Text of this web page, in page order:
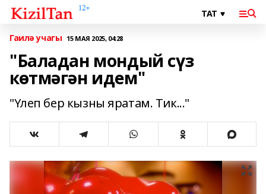
Гаилә учагы 15 МАЯ 2025, 04:28
"Баладан мондый сүз
көтмәгән идем"
"Үлеп бер кызны яратам. Тик..."